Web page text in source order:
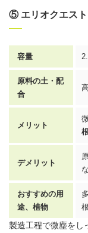
⑤ エリオクエスト
容量
原料の土・配
合
メリット
デメリット
おすすめの用
途、植物
製造工程で微塵をし